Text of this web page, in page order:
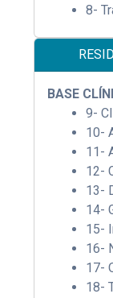
8-
BASE
9-
10-
11-
12-
13-
14-
15-
16-
17-
18-